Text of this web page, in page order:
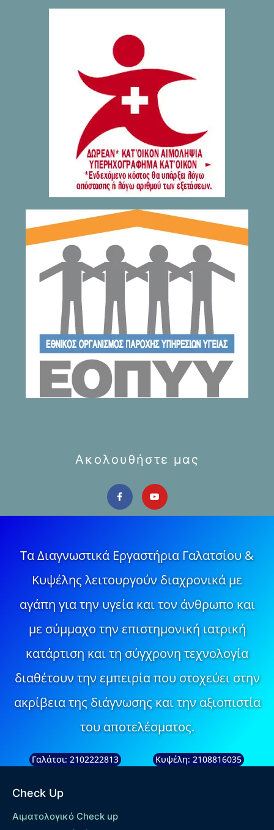
Ακολουθήστε μας
Τα Διαγνωστικά Εργαστήρια Γαλατσίου &
Κυψέλης λειτουργούν διαχρονικά με
αγάπη για την υγεία και τον άνθρωπο και
με σύμμαχο την επιστημονική ιατρική
κατάρτιση και τη σύγχρονη τεχνολογία
διαθέτουν την εμπειρία που στοχεύει στην
ακρίβεια της διάγνωσης και την αξιοπιστία
του αποτελέσματος.
Γαλάτσι: 2102222813 Κυψέλη: 2108816035
Check Up
Αιματολογικό Check up